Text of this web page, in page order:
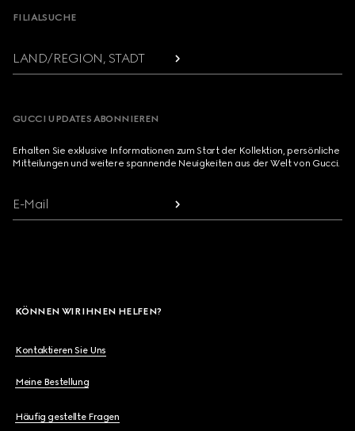
FILIALSUCHE
LAND/REGION, STADT
GUCCI UPDATES ABONNIEREN
Erhalten Sie exklusive Informationen zum Start der Kollektion, persönliche
Mitteilungen und weitere spannende Neuigkeiten aus der Welt von Gucci.
E-Mail
KÖNNEN WIR IHNEN HELFEN?
Kontaktieren Sie Uns
Meine Bestellung
Häufig gestellte Fragen